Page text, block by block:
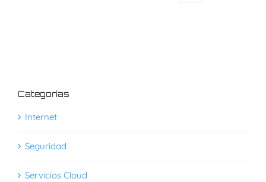
Categorías
Internet
Seguridad
Servicios Cloud